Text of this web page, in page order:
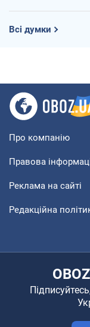
Всі думки
Про компанію
Правова
Реклама на сайті
Редакційна